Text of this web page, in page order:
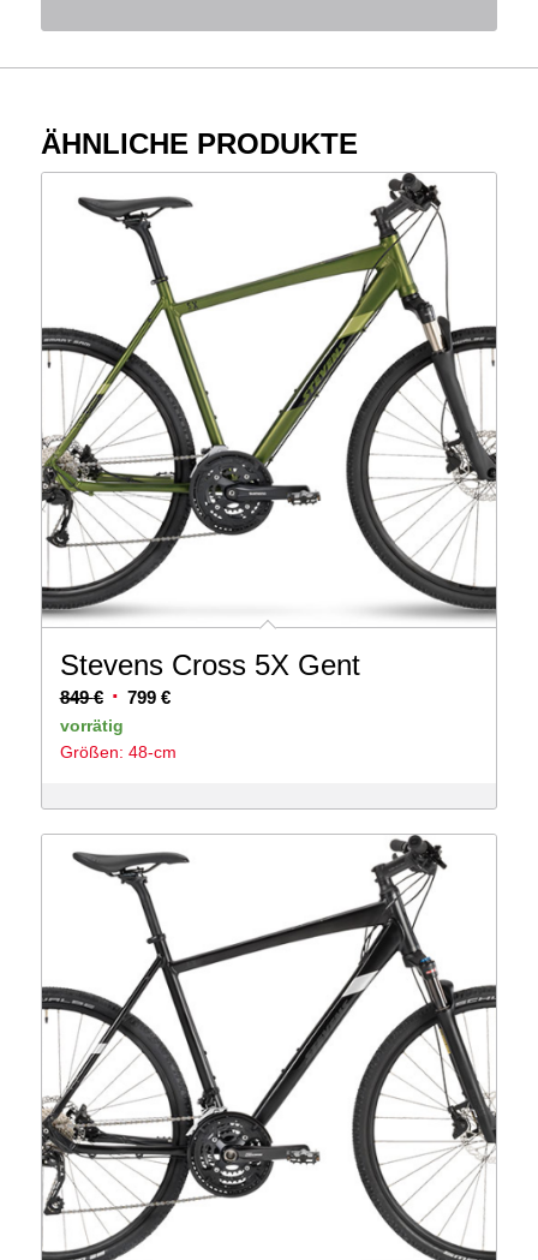
ÄHNLICHE PRODUKTE
Stevens Cross 5X Gent
849€ Ursprünglicher
Preis
war:
799 €Aktueller
ist:
vorrätig
Größen: 48-cm